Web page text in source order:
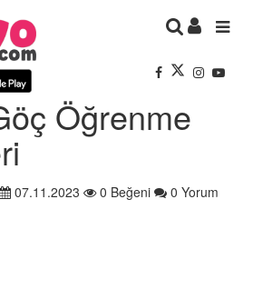
Öğrenme
07.11.2023 0 Beğeni 0 Yorum